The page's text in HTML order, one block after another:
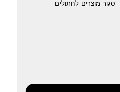
סגור מוצרים לחתולים